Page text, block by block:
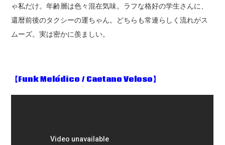
ゃ私だけ。年齢層は色々混在気味。ラフな格好の学生さんに、
還暦前後のタクシーの運ちゃん。どちらも常連らしく流れがス
ムーズ。実は密かに羨ましい。
【Funk Melódico / Caetano Veloso】